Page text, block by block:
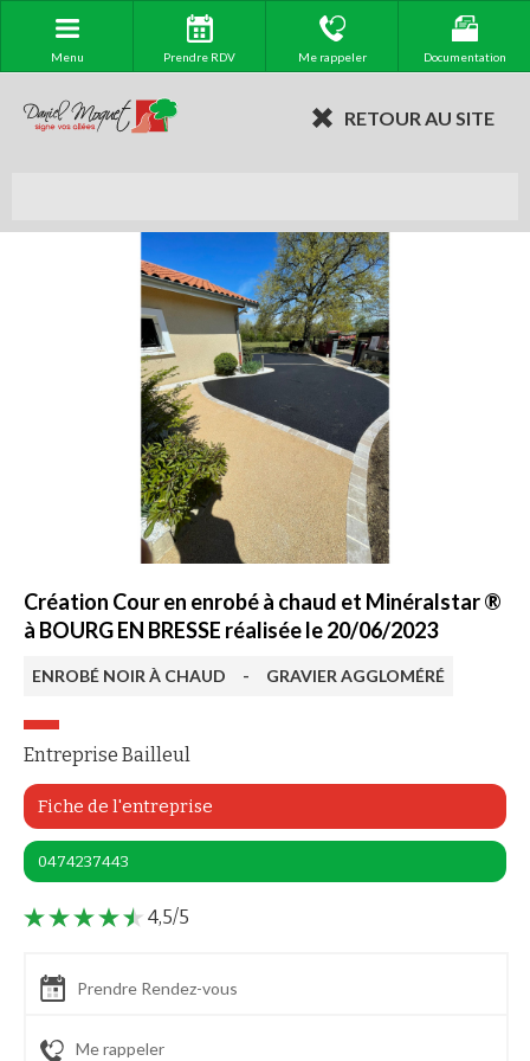
Menu Prendre RDV Me rappeler Documentation
RETOUR AU SITE
Création Cour en enrobé à chaud et Minéralstar ®
à BOURG EN BRESSE réalisée le 20/06/2023
ENROBÉ NOIR À CHAUD - GRAVIER AGGLOMÉRÉ
Entreprise Bailleul
Fiche de l'entreprise
0474237443
4,5/5
Prendre Rendez-vous
Me rappeler